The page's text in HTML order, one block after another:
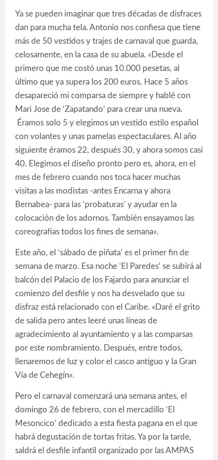
Ya se pueden imaginar que tres décadas de disfraces
dan para mucha tela. Antonio nos confiesa que tiene
más de 50 vestidos y trajes de carnaval que guarda,
celosamente, en la casa de su abuela. «Desde el
primero que me costó unas 10.000 pesetas, al
último que ya supera los 200 euros. Hace 5 años
desapareció mi comparsa de siempre y hablé con
Mari Jose de ‘Zapatando’ para crear una nueva.
Éramos solo 5 y elegimos un vestido estilo español
con volantes y unas pamelas espectaculares. Al año
siguiente éramos 22, después 30, y ahora somos casi
40. Elegimos el diseño pronto pero es, ahora, en el
mes de febrero cuando nos toca hacer muchas
visitas a las modistas -antes Encarna y ahora
Bernabea- para las ‘probaturas’ y ayudar en la
colocación de los adornos. También ensayamos las
coreografías todos los fines de semana».
Este año, el ‘sábado de piñata’ es el primer fin de
semana de marzo. Esa noche ‘El Paredes’ se subirá al
balcón del Palacio de los Fajardo para anunciar el
comienzo del desfile y nos ha desvelado que su
disfraz está relacionado con el Caribe. «Daré el grito
de salida pero antes leeré unas líneas de
agradecimiento al ayuntamiento y a las comparsas
por este nombramiento. Después, entre todos,
llenaremos de luz y color el casco antiguo y la Gran
Vía de Cehegín».
Pero el carnaval comenzará una semana antes, el
domingo 26 de febrero, con el mercadillo ‘El
Mesoncico’ dedicado a esta fiesta pagana en el que
habrá degustación de tortas fritas. Ya por la tarde,
saldrá el desfile infantil organizado por las AMPAS